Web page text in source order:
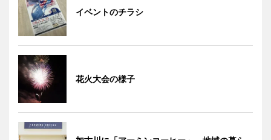
イベントのチラシ
花火大会の様子